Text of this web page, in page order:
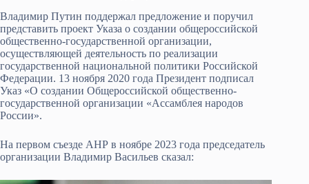
Владимир Путин поддержал предложение и поручил
представить проект Указа о создании общероссийской
общественно-государственной организации,
осуществляющей деятельность по реализации
государственной национальной политики Российской
Федерации. 13 ноября 2020 года Президент подписал
Указ «О создании Общероссийской общественно-
государственной организации «Ассамблея народов
России».
На первом съезде АНР в ноябре 2023 года председатель
организации Владимир Васильев сказал: